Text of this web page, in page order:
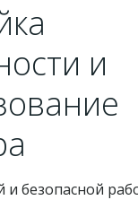
и
безопасной